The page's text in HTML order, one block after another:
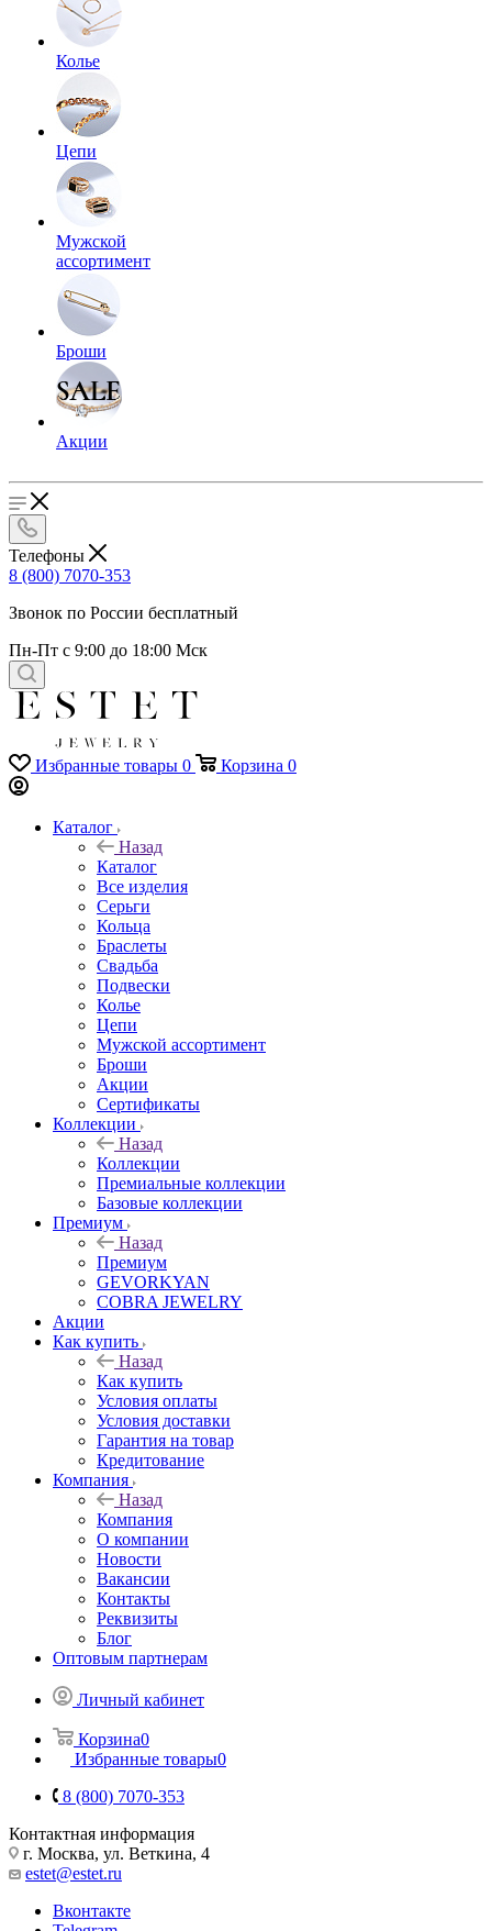
Колье
Цепи
Мужской
ассортимент
Броши
Акции
Телефоны
8 (800) 7070-353
Звонок по России бесплатный
Пн-Пт с 9:00 до 18:00 Мск
Избранные товары 0 Корзина 0
Каталог
Назад
Каталог
Все изделия
Серьги
Кольца
Браслеты
Свадьба
Подвески
Колье
Цепи
Мужской ассортимент
Броши
Акции
Сертификаты
Коллекции
Назад
Коллекции
Премиальные коллекции
Базовые коллекции
Премиум
Назад
Премиум
GEVORKYAN
COBRA JEWELRY
Акции
Как купить
Назад
Как купить
Условия оплаты
Условия доставки
Гарантия на товар
Кредитование
Компания
Назад
Компания
О компании
Новости
Вакансии
Контакты
Реквизиты
Блог
Оптовым партнерам
Личный кабинет
Корзина0
Избранные товары0
8 (800) 7070-353
Контактная информация
г. Москва, ул. Веткина, 4
estet@estet.ru
Вконтакте